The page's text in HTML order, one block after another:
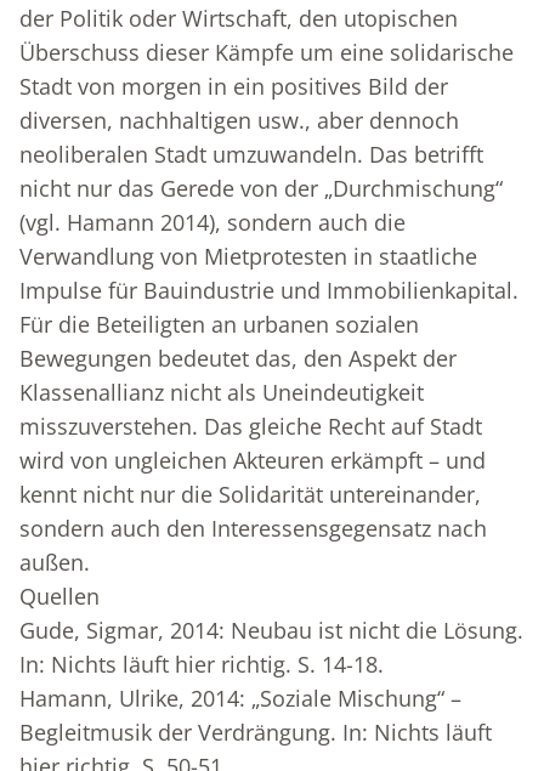
der Politik oder Wirtschaft, den utopischen
Überschuss dieser Kämpfe um eine solidarische
Stadt von morgen in ein positives Bild der
diversen, nachhaltigen usw., aber dennoch
neoliberalen Stadt umzuwandeln. Das betrifft
nicht nur das Gerede von der „Durchmischung“
(vgl. Hamann 2014), sondern auch die
Verwandlung von Mietprotesten in staatliche
Impulse für Bauindustrie und Immobilienkapital.
Für die Beteiligten an urbanen sozialen
Bewegungen bedeutet das, den Aspekt der
Klassenallianz nicht als Uneindeutigkeit
misszuverstehen. Das gleiche Recht auf Stadt
wird von ungleichen Akteuren erkämpft – und
kennt nicht nur die Solidarität untereinander,
sondern auch den Interessensgegensatz nach
außen.
Quellen
Gude, Sigmar, 2014: Neubau ist nicht die Lösung.
In: Nichts läuft hier richtig. S. 14-18.
Hamann, Ulrike, 2014: „Soziale Mischung“ –
Begleitmusik der Verdrängung. In: Nichts läuft